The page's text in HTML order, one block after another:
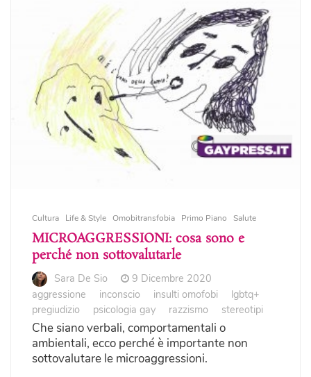
Cultura Life & Style Omobitransfobia Primo Piano Salute
MICROAGGRESSIONI: cosa sono e
perché non sottovalutarle
Sara De Sio
9 Dicembre 2020
aggressione
inconscio insulti omofobi
lgbtq+
pregiudizio
psicologia gay razzismo stereotipi
Che siano verbali, comportamentali o
ambientali, ecco perché è importante non
sottovalutare le microaggressioni.